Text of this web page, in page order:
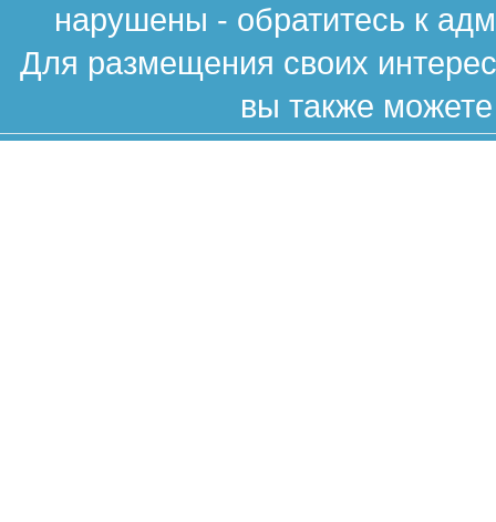
нарушены - обратитесь к
Для размещения своих
вы также